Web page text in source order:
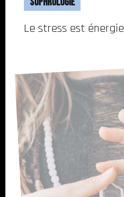
Le stress est énergie